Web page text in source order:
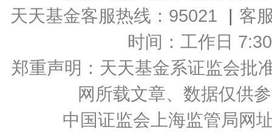
天天基金客服热线：95021 | 客
时间：工作日
郑重声明： 天天基金系证监会批
网所载文章、数据仅供
中国证监会上海监管局网